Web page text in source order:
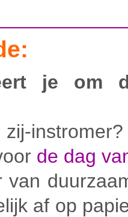
je om
de dag
van
af op